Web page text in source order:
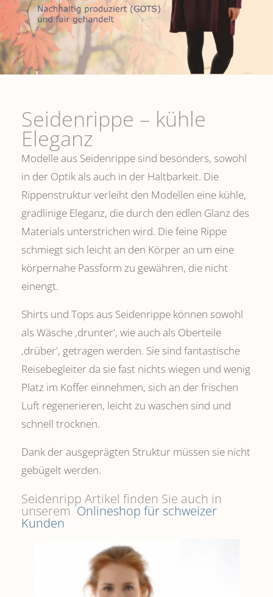
Seidenrippe­ – kühle
Eleganz
Modelle aus Seidenrippe sind besonders, sowohl
in der Optik als auch in der Haltbarkeit. Die
Rippenstruktur verleiht den Modellen eine kühle,
gradlinige Eleganz, die durch den edlen Glanz des
Materials unterstrichen wird. Die feine Rippe
schmiegt sich leicht an den Körper an um eine
körpernahe Passform zu gewähren, die nicht
einengt.
Shirts und Tops aus Seidenrippe können sowohl
als Wäsche ,drunter', wie auch als Oberteile
‚drüber', getragen werden. Sie sind fantastische
Reisebegleiter da sie fast nichts wiegen und wenig
Platz im Koffer einnehmen, sich an der frischen
Luft regenerieren, leicht zu waschen sind und
schnell trocknen.
Dank der ausgeprägten Struktur müssen sie nicht
gebügelt werden.
Seidenripp Artikel finden Sie auch in
unserem Onlineshop für schweizer
Kunden